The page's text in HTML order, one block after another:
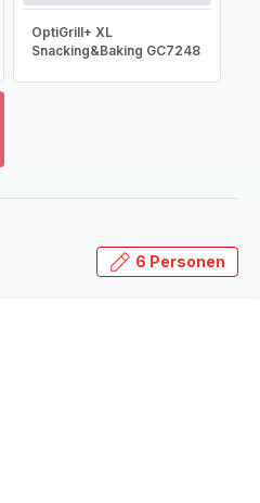
OptiGrill+ XL
Snacking&Baking GC7248
6 Personen